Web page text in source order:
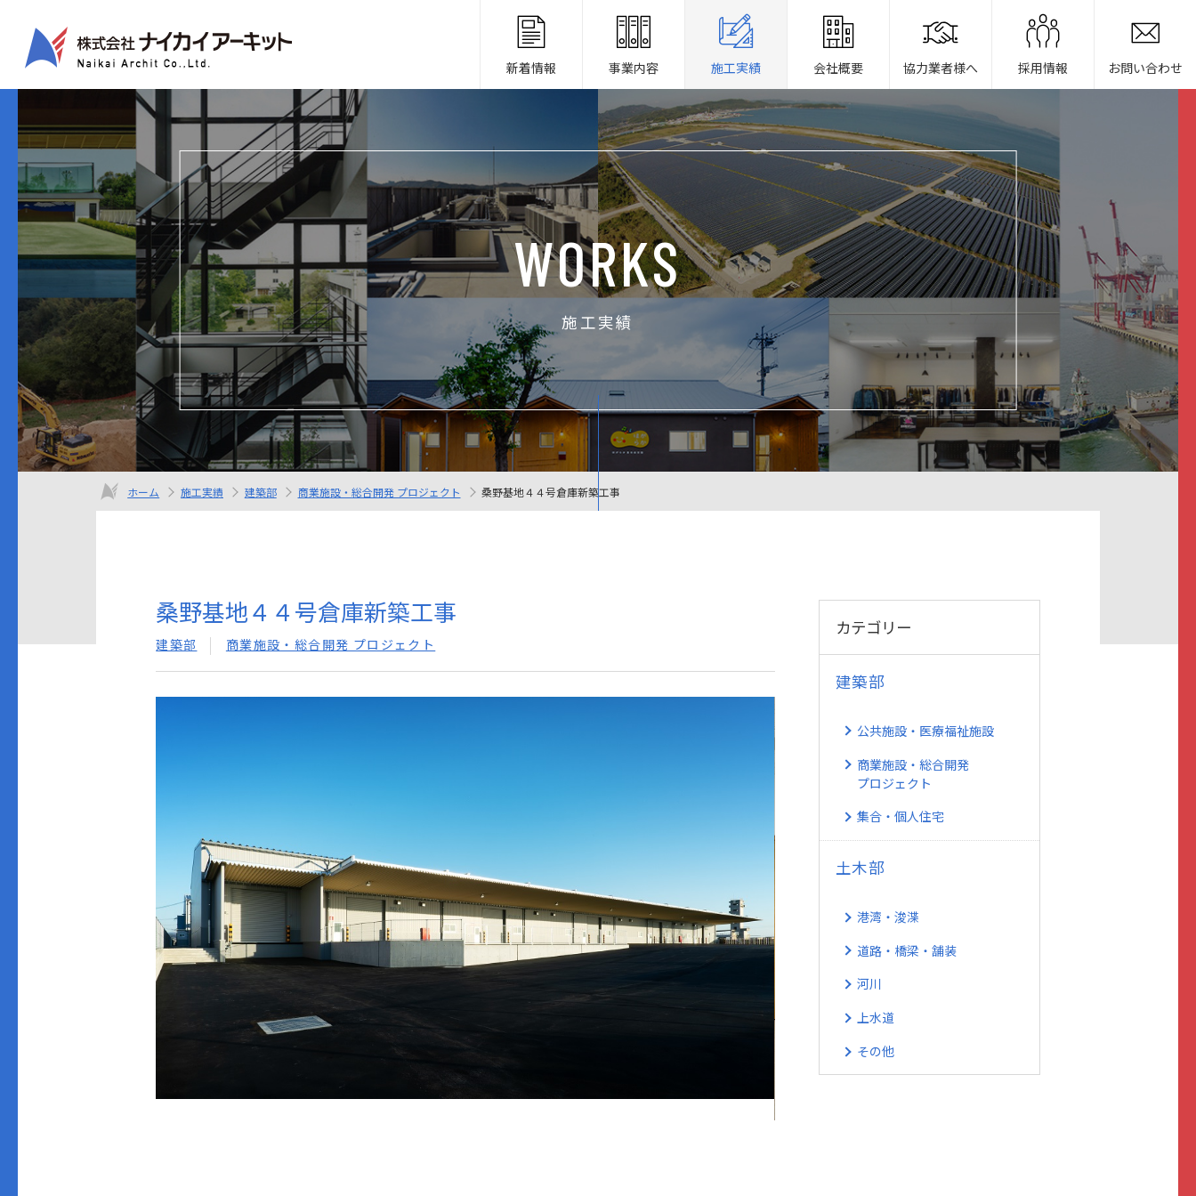
新着情報 事業内容 施工実績 会社概要 協力業者様へ 採用情報 お問い合わせ
WORKS
施工実績
ホーム 施工実績 建築部 商業施設・総合開発 プロジェクト 桑野基地４４号倉庫新築工事
桑野基地４４号倉庫新築工事
建築部 商業施設・総合開発 プロジェクト
カテゴリー
建築部
公共施設・医療福祉施設
商業施設・総合開発
プロジェクト
集合・個人住宅
土木部
港湾・浚渫
道路・橋梁・舗装
河川
上水道
その他